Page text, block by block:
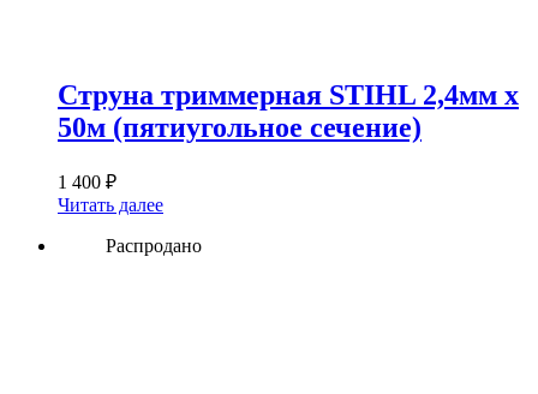
Струна триммерная STIHL 2,4мм х
50м (пятиугольное сечение)
1 400 ₽
Читать далее
Распродано